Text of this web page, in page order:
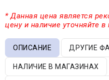
* Данная цена является
цену и наличие уточняйте в
ОПИСАНИЕ ДРУГИЕ
НАЛИЧИЕ В МАГАЗИНАХ